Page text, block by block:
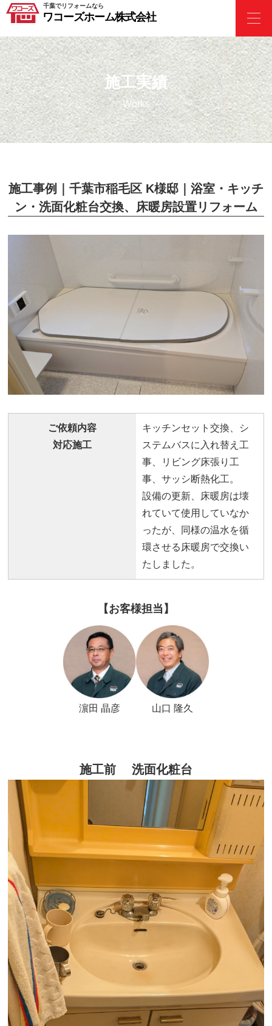
千葉でリフォームなら
ワコーズホーム株式会社
施工実績
Works
施工事例｜千葉市稲毛区 K様邸｜浴室・キッチ
ン・洗面化粧台交換、床暖房設置リフォーム
ご依頼内容
対応施工
キッチンセット交換、シ
ステムバスに入れ替え工
事、リビング床張り工
事、サッシ断熱化工。
設備の更新、床暖房は壊
れていて使用していなか
ったが、同様の温水を循
環させる床暖房で交換い
たしました。
【お客様担当】
濵田 晶彦 山口 隆久
施工前 洗面化粧台